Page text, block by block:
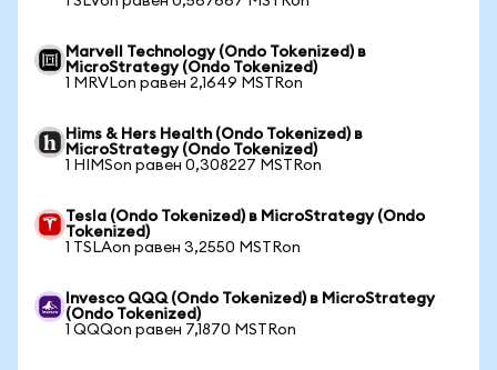
Marvell Technology (Ondo Tokenized) в
MicroStrategy (Ondo Tokenized)
1 MRVLon равен 2,1649 MSTRon
Hims & Hers Health (Ondo Tokenized) в
MicroStrategy (Ondo Tokenized)
1 HIMSon равен 0,308227 MSTRon
Tesla (Ondo Tokenized) в MicroStrategy (Ondo
Tokenized)
1 TSLAon равен 3,2550 MSTRon
Invesco QQQ (Ondo Tokenized) в MicroStrategy
(Ondo Tokenized)
1 QQQon равен 7,1870 MSTRon